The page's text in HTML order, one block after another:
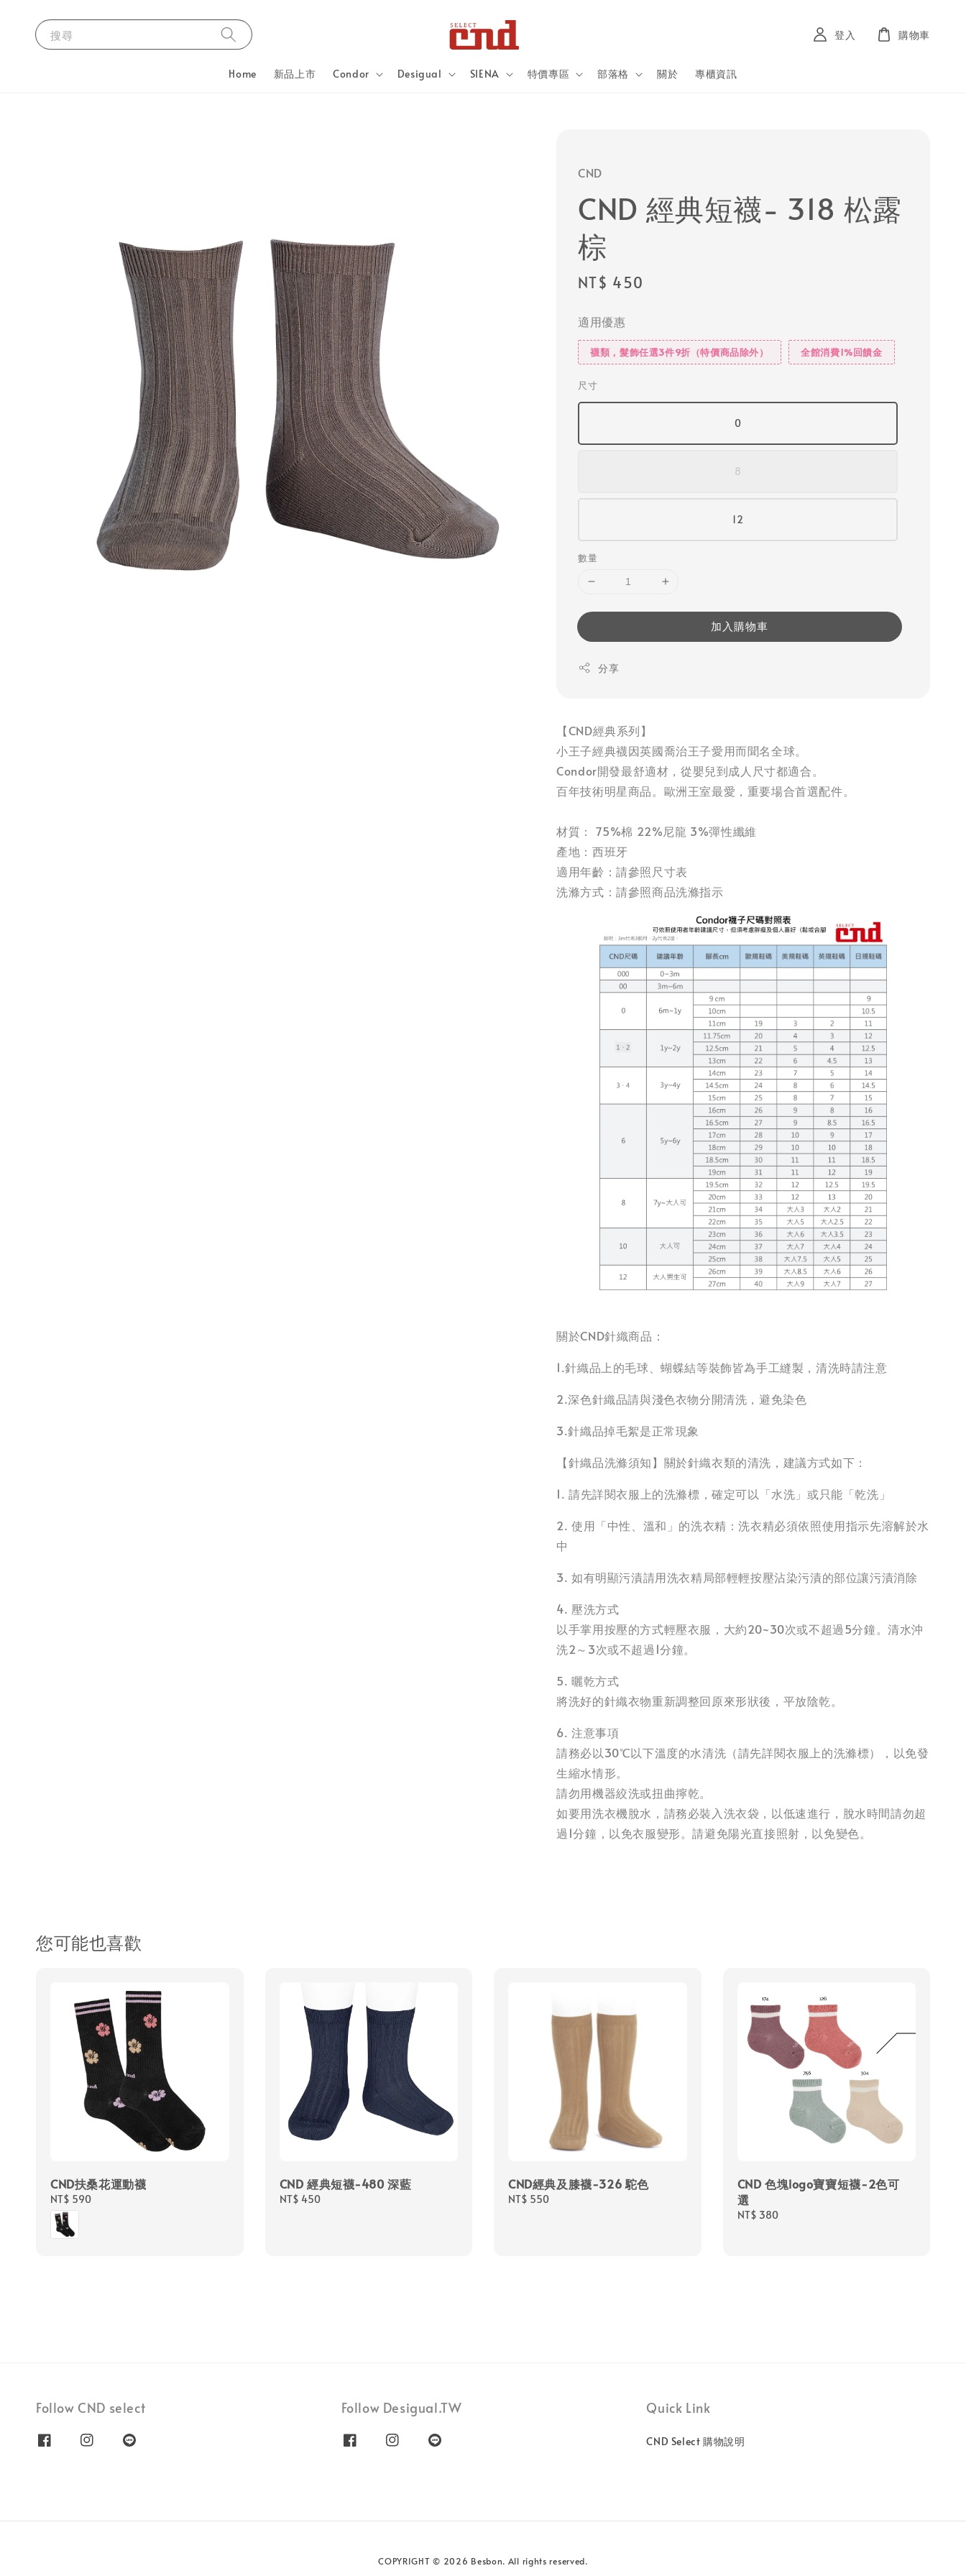
搜尋
Home 新品上市 Condor Desigual SIENA 特價專區 部落格 關於 專櫃資訊
登入 購物車
CND
CND 經典短襪- 318 松露
棕
Regular
NT$ 450
適用優惠
襪類，髮飾任選3件9折（特價商品除外） 全館消費1%回饋金
尺寸
0
8
12
數量
加入購物車
分享
【CND經典系列】
小王子經典襪因英國喬治王子愛用而聞名全球。
Condor開發最舒適材，從嬰兒到成人尺寸都適合。
百年技術明星商品。歐洲王室最愛，重要場合首選配件。
材質： 75%棉 22%尼龍 3%彈性纖維
產地：西班牙
適用年齡：請參照尺寸表
洗滌方式：請參照商品洗滌指示
關於CND針織商品：
1.針織品上的毛球、蝴蝶結等裝飾皆為手工縫製，清洗時請注意
2.深色針織品請與淺色衣物分開清洗，避免染色
3.針織品掉毛絮是正常現象
【針織品洗滌須知】關於針織衣類的清洗，建議方式如下：
1. 請先詳閱衣服上的洗滌標，確定可以「水洗」或只能「乾洗」
2. 使用「中性、溫和」的洗衣精：洗衣精必須依照使用指示先溶解於水
中
3. 如有明顯污漬請用洗衣精局部輕輕按壓沾染污漬的部位讓污漬消除
4. 壓洗方式
以手掌用按壓的方式輕壓衣服，大約20~30次或不超過5分鐘。清水沖
洗2～3次或不超過1分鐘。
5. 曬乾方式
將洗好的針織衣物重新調整回原來形狀後，平放陰乾。
6. 注意事項
請務必以30℃以下溫度的水清洗（請先詳閱衣服上的洗滌標），以免發
生縮水情形。
請勿用機器絞洗或扭曲擰乾。
如要用洗衣機脫水，請務必裝入洗衣袋，以低速進行，脫水時間請勿超
過1分鐘，以免衣服變形。請避免陽光直接照射，以免變色。
您可能也喜歡
CND扶桑花運動襪
Regular
price
NT$ 590
CND 經典短襪-480 深藍
Regular
NT$ 450
CND經典及膝襪-326 駝色
Regular
NT$ 550
CND 色塊logo寶寶短襪-2色可
選
Regular
NT$ 380
Follow CND select Follow Desigual.TW Quick Link
CND Select 購物說明
COPYRIGHT © 2026 Besbon. All rights reserved.